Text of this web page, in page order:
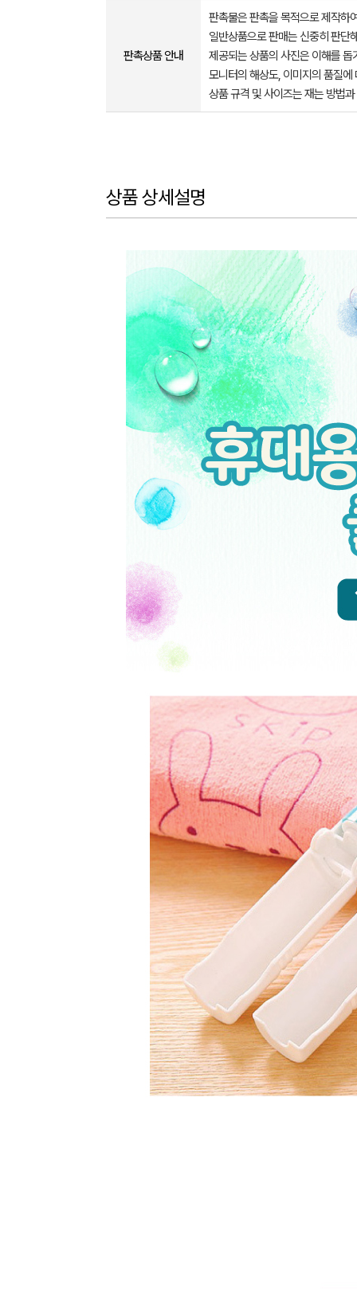
판촉상품 안내
판촉물은 판촉을 목적으로 제작하
일반상품으로 판매는 신중히 판단
제공되는 상품의 사진은 이해를
모니터의 해상도, 이미지의 품질
상품 규격 및 사이즈는 재는 방법
상품 상세설명